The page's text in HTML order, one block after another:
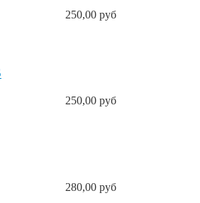
250,00 руб
250,00 руб
280,00 руб